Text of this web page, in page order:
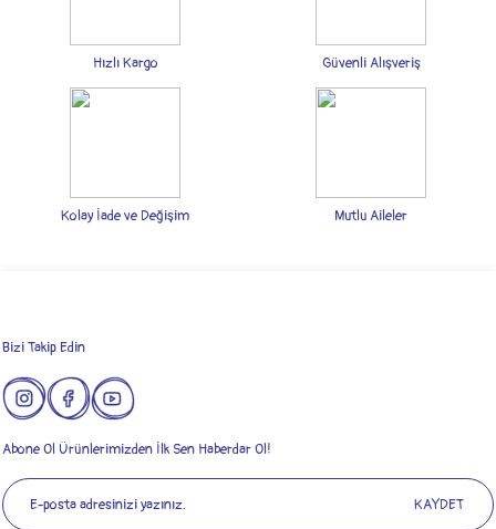
Ürün açıklamasında eksik bilgiler bulunuyor.
Ürün bilgilerinde hatalar bulunuyor.
Hızlı Kargo Güvenli Alışveriş
Kolay İade ve Değişim Mutlu Aileler
Bizi Takip Edin
Abone Ol Ürünlerimizden İlk Sen Haberdar Ol!
KAYDET